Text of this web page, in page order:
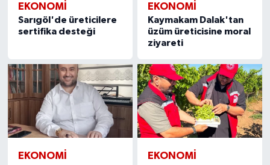
EKONOMİ
Sarıgöl'de üreticilere
sertifika desteği
EKONOMİ
Kaymakam Dalak'tan
üzüm üreticisine moral
ziyareti
EKONOMİ EKONOMİ